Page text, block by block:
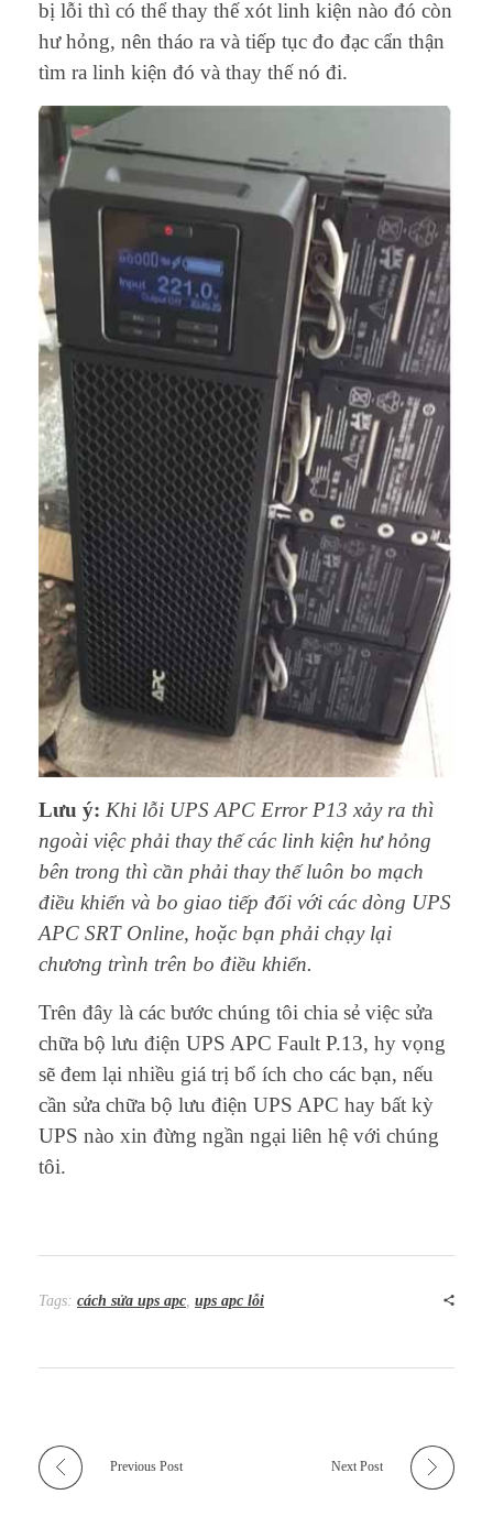
bị lỗi thì có thể thay thế xót linh kiện nào đó còn
hư hỏng, nên tháo ra và tiếp tục đo đạc cẩn thận
tìm ra linh kiện đó và thay thế nó đi.
Lưu ý: Khi lỗi UPS APC Error P13 xảy ra thì
ngoài việc phải thay thế các linh kiện hư hỏng
bên trong thì cần phải thay thế luôn bo mạch
điều khiển và bo giao tiếp đối với các dòng UPS
APC SRT Online, hoặc bạn phải chạy lại
chương trình trên bo điều khiển.
Trên đây là các bước chúng tôi chia sẻ việc sửa
chữa bộ lưu điện UPS APC Fault P.13, hy vọng
sẽ đem lại nhiều giá trị bổ ích cho các bạn, nếu
cần sửa chữa bộ lưu điện UPS APC hay bất kỳ
UPS nào xin đừng ngần ngại liên hệ với chúng
tôi.
Tags: cách sửa ups apc ups apc lỗi
Previous Post Next Post